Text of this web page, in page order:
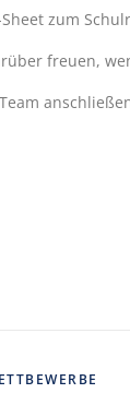
zum
freuen,